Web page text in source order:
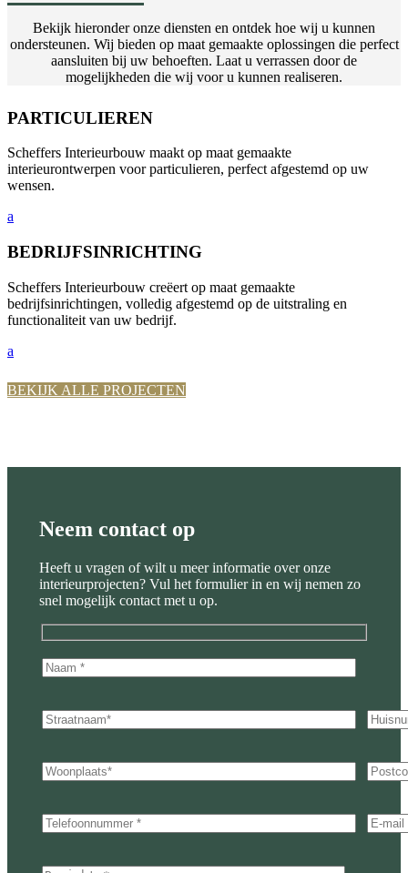
Bekijk hieronder onze diensten en ontdek hoe wij u kunnen
ondersteunen. Wij bieden op maat gemaakte oplossingen die perfect
aansluiten bij uw behoeften. Laat u verrassen door de
mogelijkheden die wij voor u kunnen realiseren.
PARTICULIEREN
Scheffers Interieurbouw maakt op maat gemaakte
interieurontwerpen voor particulieren, perfect afgestemd op uw
wensen.
a
BEDRIJFSINRICHTING
Scheffers Interieurbouw creëert op maat gemaakte
bedrijfsinrichtingen, volledig afgestemd op de uitstraling en
functionaliteit van uw bedrijf.
a
BEKIJK ALLE PROJECTEN
Neem contact op
Heeft u vragen of wilt u meer informatie over onze
interieurprojecten? Vul het formulier in en wij nemen zo
snel mogelijk contact met u op.